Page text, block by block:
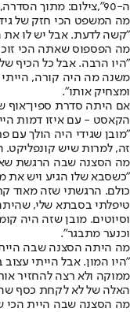
ה-90",צילום: מתוך הסדרה, רשת 13
מה המשפט הכי חזק של
"קשה לדעת. אבל יש לו את
מה הפספוס שאתה הכי
"היו הרבה. אבל כל הכיף
משנה מה היה קורה,
ומצחיק אותו".
אם היתה סדרת ספין־אוף
הקאסט - עם איזו דמות
"מובן שגידי היה הולך עם
זה, למרות שיש
מה הסצנה שבה הרגשת
"כשסבא שלו הגיע ויש את
כולם. הרגשתי שזה מאוד
טיפלתי בסבתא שלי,
וסיוטים. מובן שזה היה
וכנער מתבגר".
מה היתה הסצנה שבה היית
"היו המון. אבל הייתי
ממוקה ולא רצה להחזיר
האלה של לא לקחת כסף
מה הסצנה שבה היית הכי